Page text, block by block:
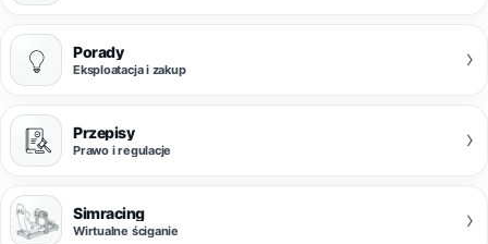
Porady
Eksploatacja i zakup ›
Przepisy
Prawo i regulacje ›
Simracing
Wirtualne ściganie ›